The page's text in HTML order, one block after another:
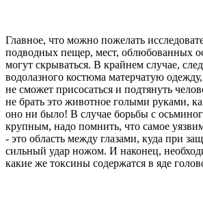
Главное, что можно пожелать
подводных пещер, мест, облюбованных
могут скрываться. В крайнем случае,
водолазного костюма матерчатую
не сможет присосаться и подтянуть
не брать это животное голыми руками,
оно ни было! В случае борьбы с
крупным, надо помнить, что самое
- это область между глазами, куда при
сильный удар ножом. И наконец,
какие же токсины содержатся в яде